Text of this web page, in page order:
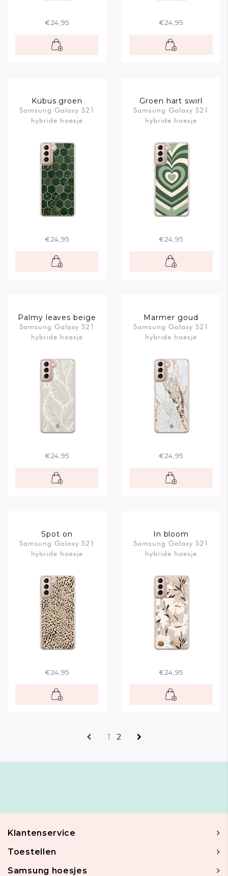
€24,95 €24,95
Kubus groen
Samsung Galaxy S21
hybride hoesje
€24,95
Groen hart swirl
Samsung Galaxy S21
hybride hoesje
€24,95
Palmy leaves beige
Samsung Galaxy S21
hybride hoesje
€24,95
Marmer goud
Samsung Galaxy S21
hybride hoesje
€24,95
Spot on
Samsung Galaxy S21
hybride hoesje
€24,95
In bloom
Samsung Galaxy S21
hybride hoesje
€24,95
1 2
Klantenservice
Toestellen
Samsung hoesjes